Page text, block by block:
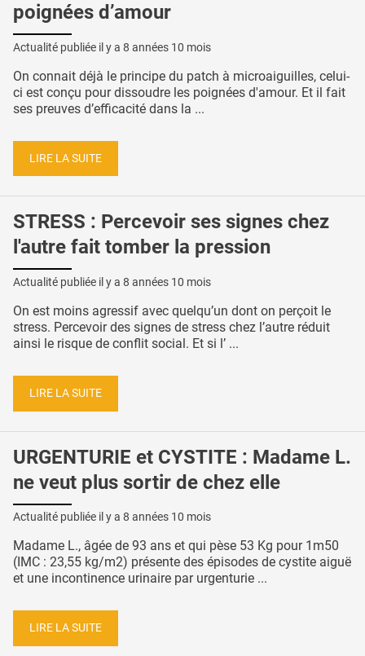
poignées d’amour
Actualité publiée il y a 8 années 10 mois
On connait déjà le principe du patch à microaiguilles, celui-
ci est conçu pour dissoudre les poignées d'amour. Et il fait
ses preuves d’efficacité dans la ...
LIRE LA SUITE
STRESS : Percevoir ses signes chez
l'autre fait tomber la pression
Actualité publiée il y a 8 années 10 mois
On est moins agressif avec quelqu’un dont on perçoit le
stress. Percevoir des signes de stress chez l’autre réduit
ainsi le risque de conflit social. Et si l’ ...
LIRE LA SUITE
URGENTURIE et CYSTITE : Madame L.
ne veut plus sortir de chez elle
Actualité publiée il y a 8 années 10 mois
Madame L., âgée de 93 ans et qui pèse 53 Kg pour 1m50
(IMC : 23,55 kg/m2) présente des épisodes de cystite aiguë
et une incontinence urinaire par urgenturie ...
LIRE LA SUITE